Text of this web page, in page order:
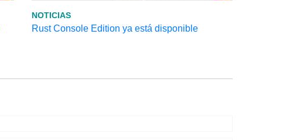
NOTICIAS
Rust Console Edition ya está disponible